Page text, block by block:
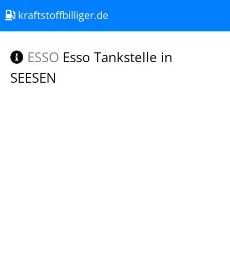
kraftstoffbilliger.de
ESSO Esso Tankstelle in
SEESEN